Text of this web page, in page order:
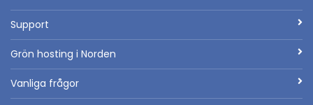
Support
Grön hosting i Norden
Vanliga frågor